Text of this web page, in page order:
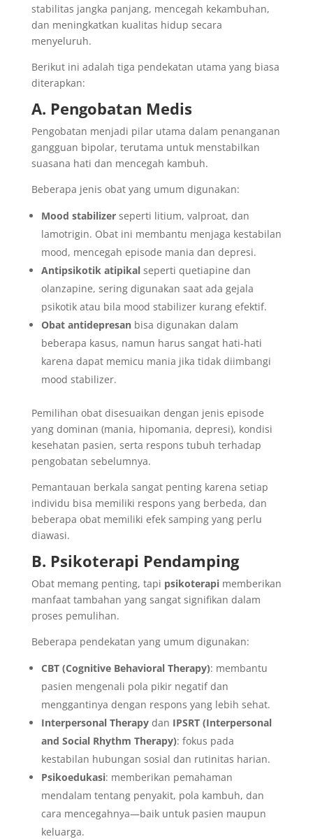
stabilitas jangka panjang, mencegah kekambuhan,
dan meningkatkan kualitas hidup secara
menyeluruh.
Berikut ini adalah tiga pendekatan utama yang biasa
diterapkan:
A. Pengobatan Medis
Pengobatan menjadi pilar utama dalam penanganan
gangguan bipolar, terutama untuk menstabilkan
suasana hati dan mencegah kambuh.
Beberapa jenis obat yang umum digunakan:
Mood stabilizerseperti litium, valproat, dan
lamotrigin. Obat ini membantu menjaga kestabilan
mood, mencegah episode mania dan depresi.
Antipsikotik atipikalseperti quetiapine dan
olanzapine, sering digunakan saat ada gejala
psikotik atau bila mood stabilizer kurang efektif.
Obat antidepresanbisa digunakan dalam
beberapa kasus, namun harus sangat hati-hati
karena dapat memicu mania jika tidak diimbangi
mood stabilizer.
Pemilihan obat disesuaikan dengan jenis episode
yang dominan (mania, hipomania, depresi), kondisi
kesehatan pasien, serta respons tubuh terhadap
pengobatan sebelumnya.
Pemantauan berkala sangat penting karena setiap
individu bisa memiliki respons yang berbeda, dan
beberapa obat memiliki efek samping yang perlu
diawasi.
B. Psikoterapi Pendamping
Obat memang penting, tapi psikoterapimemberikan
manfaat tambahan yang sangat signifikan dalam
proses pemulihan.
Beberapa pendekatan yang umum digunakan:
CBT (Cognitive Behavioral Therapy): membantu
pasien mengenali pola pikir negatif dan
menggantinya dengan respons yang lebih sehat.
Interpersonal Therapydan IPSRT (Interpersonal
and Social Rhythm Therapy): fokus pada
kestabilan hubungan sosial dan rutinitas harian.
Psikoedukasi: memberikan pemahaman
mendalam tentang penyakit, pola kambuh, dan
cara mencegahnya—baik untuk pasien maupun
keluarga.